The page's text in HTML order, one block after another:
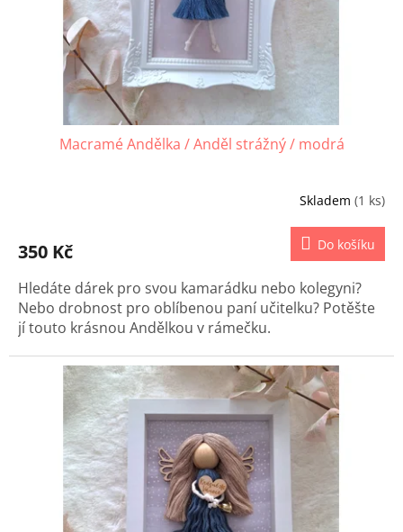
Macramé Andělka / Anděl strážný / modrá
Skladem (1 ks)
350 Kč Do košíku
Hledáte dárek pro svou kamarádku nebo kolegyni?
Nebo drobnost pro oblíbenou paní učitelku? Potěšte
jí touto krásnou Andělkou v rámečku.